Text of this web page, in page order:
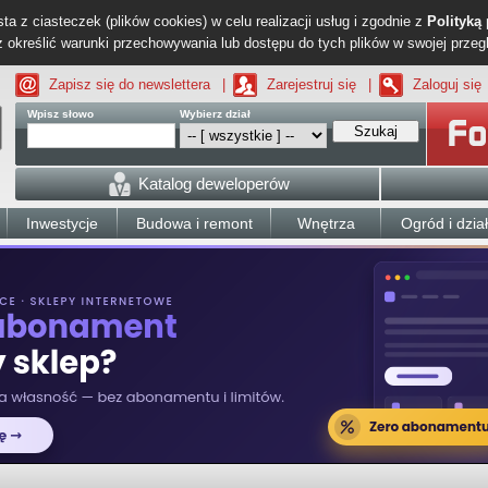
z ciasteczek (plików cookies) w celu realizacji usług i zgodnie z Polityką
określić warunki przechowywania lub dostępu do tych plików w swojej
Zapisz się do newslettera Zarejestruj się Zaloguj się
Wpisz słowo Wybierz dział
Szukaj
Katalog deweloperów
Inwestycje Budowa i remont Wnętrza Ogród i